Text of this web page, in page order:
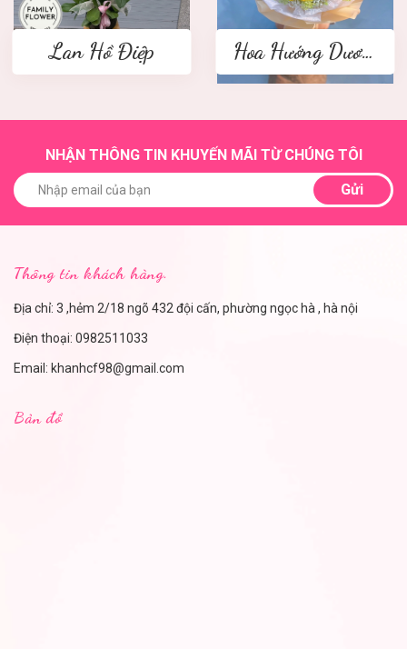
Lan Hồ Điệp Hoa Hướng Dương
NHẬN THÔNG TIN KHUYẾN MÃI TỪ CHÚNG TÔI
Gửi
Thông tin khách hàng.
Địa chỉ: 3 ,hẻm 2/18 ngõ 432 đội cấn, phường ngọc hà , hà nội
Điện thoại: 0982511033
Email: khanhcf98@gmail.com
Bản đồ